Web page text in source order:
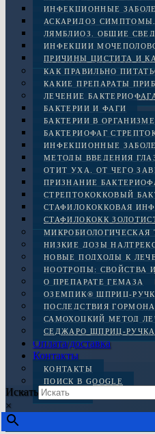
ИНФЕКЦИОННЫЕ
АСКАРИДОЗ
ЛЯМБЛИОЗ. ОБЩИЕ
ИНФЕКЦИИ
ПРИЧИНЫ ЦИСТИТА И
КАК ПРАВИЛЬНО
КАКИЕ ПРЕПАРАТЫ
ЛЕЧЕНИЕ
БАКТЕРИИ И ФАГИ
БАКТЕРИИ В ОРГАНИЗМЕ
БАКТЕРИОФАГ
ИНФЕКЦИОННЫЕ
МЕТОДЫ ВВЕДЕНИЯ
ОТИТ УХА. ОТ ЧЕГО
ПРИЗНАНИЕ
СТРЕПТОКОККОВЫЙ
СТАФИЛОКОККОВАЯ
СТАФИЛОКОКК
МИКРОБИОЛОГИЧЕСКАЯ
НИЗКИЕ ДОЗЫ
НОВЫЕ ПОДХОДЫ К
НООТРОПЫ: СВОЙСТВА
О ПРЕПАРАТЕ ГЕМАЗА
ОЗЕМПИК® ШПРИЦ-
ПОСЛЕДСТВИЯ
САМОХОЦКИЙ МЕТОД
СЕДЖАРО ШПРИЦ-
Оплата/доставка
Контакты
КОНТАКТЫ
ПОИСК В GOOGLE
ОТЗЫВЫ
Искать
×